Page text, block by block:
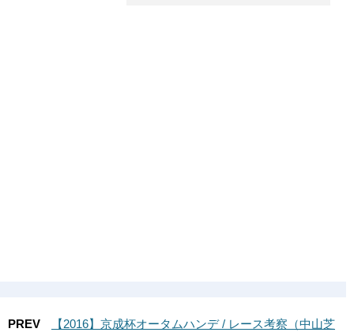
PREV 【2016】京成杯オータムハンデ / レース考察（中山芝